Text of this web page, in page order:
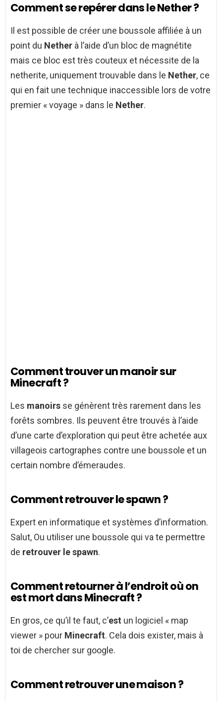
Comment se repérer dans le Nether ?
Il est possible de créer une boussole affiliée à un
point du Nether à l’aide d’un bloc de magnétite
mais ce bloc est très couteux et nécessite de la
netherite, uniquement trouvable dans le Nether, ce
qui en fait une technique inaccessible lors de votre
premier « voyage » dans le Nether.
Comment trouver un manoir sur
Minecraft ?
Les manoirs se génèrent très rarement dans les
forêts sombres. Ils peuvent être trouvés à l’aide
d’une carte d’exploration qui peut être achetée aux
villageois cartographes contre une boussole et un
certain nombre d’émeraudes.
Comment retrouver le spawn ?
Expert en informatique et systèmes d’information.
Salut, Ou utiliser une boussole qui va te permettre
de retrouver le spawn.
Comment retourner à l’endroit où on
est mort dans Minecraft ?
En gros, ce qu’il te faut, c’est un logiciel « map
viewer » pour Minecraft. Cela dois exister, mais à
toi de chercher sur google.
Comment retrouver une maison ?